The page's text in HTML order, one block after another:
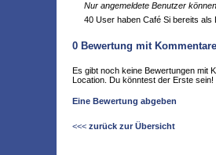
Nur angemeldete Benutzer
40 User haben Café Si bereits als
0 Bewertung mit
Es gibt noch keine Bewertungen mit
Location. Du könntest der Erste sein!
Eine Bewertung abgeben
<<< zurück zur Übersicht